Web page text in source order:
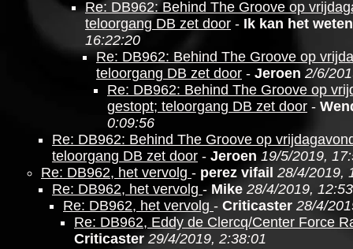
Re: DB962: Behind The Groove op
teloorgang DB zet door - Ik kan het weten
16:22:20
Re: DB962: Behind The Groove op
teloorgang DB zet door - Jeroen 2/6/
Re: DB962: Behind The Groove op
gestopt; teloorgang DB zet door -
0:09:56
Re: DB962: Behind The Groove op
teloorgang DB zet door - Jeroen 19/5/2019,
Re: DB962, het vervolg - perez vifail 28/4/2019,
Re: DB962, het vervolg - Mike 28/4/2019,
Re: DB962, het vervolg - Criticaster 28/4/
Re: DB962, Eddy de Clercq/Center Force
Criticaster 29/4/2019, 2:38:01